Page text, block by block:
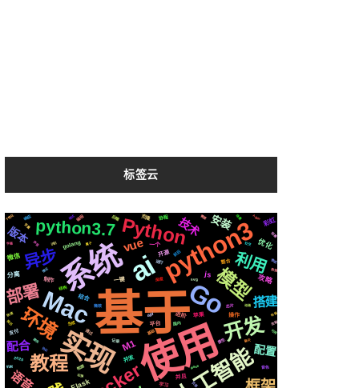
标签云
基于
使用
系统ai
实现
Go
python3
Mac
开发
环境
教程
Python
模型
部署
python3.7
异步 利用
搭建
配合
语音
vue
技术
配置
版本
安装
M1
攻略
优化
js
Flask
分离
微信
彩虹
平台
一键
进阶
结合
苹果
并发
开源
操作
制作
一个
并且
golang
整合
学习
支付
克隆 协程
api
基础
2020
微软
国内
后端
深度
记录
编程
通过
svg
生成
结构
运行
音色
响应
原生
芯片
前后
检测 github
切换
动画
爬虫
属于
情况
协议
聊天
页面
简历
快速 布局
个性化
识别
流程
可用
声音
机制
社交
数据
推送
需要
格式
字幕
变量
场景
阻塞
Apple